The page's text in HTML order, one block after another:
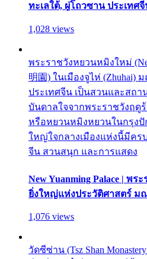
ทะเลใต้, ผู่โถวซาน ประเทศ
1,028 views
พระราชวังหยวนหมิงใหม่
明園) ในเมืองจูไห่ (Zhuhai)
ประเทศจีน เป็นสวนและสถา
บันดาลใจจากพระราชวังฤดูร้
หรือหยวนหมิงหยวนในกรุง
ใหญ่ใจกลางเมืองแห่งนี้มีคร
จีน สวนสนุก และการแสดง
New Yuanming Palace | พ
ยิ่งใหญ่แห่งประวัติศาสตร์ ม
1,076 views
วัดซีซ่าน (Tsz Shan